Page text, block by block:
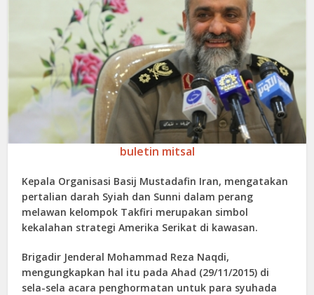
buletin mitsal
Kepala Organisasi Basij Mustadafin Iran, mengatakan
pertalian darah Syiah dan Sunni dalam perang
melawan kelompok Takfiri merupakan simbol
kekalahan strategi Amerika Serikat di kawasan.
Brigadir Jenderal Mohammad Reza Naqdi,
mengungkapkan hal itu pada Ahad (29/11/2015) di
sela-sela acara penghormatan untuk para syuhada